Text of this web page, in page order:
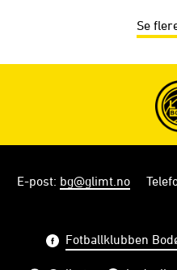
Se
E-post: bg@glimt.no
Fotballklubben